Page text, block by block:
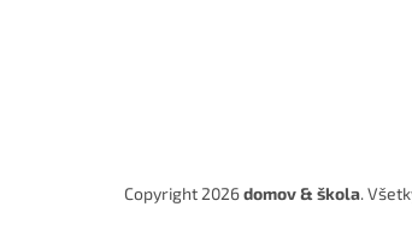
Copyright 2026domov & škola.